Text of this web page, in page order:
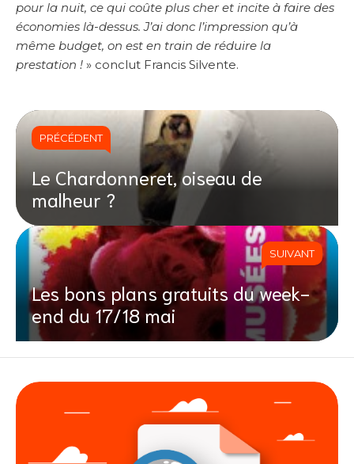
pour la nuit, ce qui coûte plus cher et incite à faire des
économies là-dessus. J’ai donc l’impression qu’à
même budget, on est en train de réduire la
prestation ! » conclut Francis Silvente.
PRÉCÉDENT
Le Chardonneret, oiseau de
malheur ?
SUIVANT
Les bons plans gratuits du week-
end du 17/18 mai